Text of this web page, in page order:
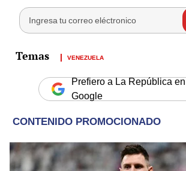
VENEZUELA
Prefiero a La República en
Google